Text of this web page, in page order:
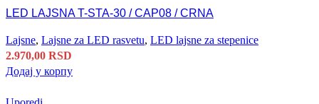
LED LAJSNA T-STA-30 / CAP08 / CRNA
Lajsne, Lajsne za LED rasvetu, LED lajsne za stepenice
2.970,00 RSD
Додај у корпу